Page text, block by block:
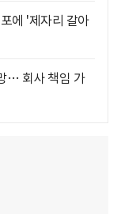
에 '제자리 갈아
… 회사 책임 가